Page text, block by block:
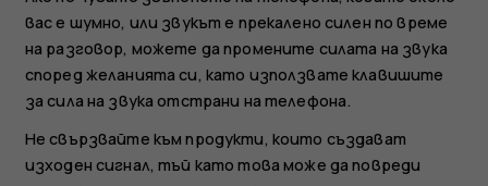
G21
вас е шумно, или звукът е прекалено силен по време
на разговор, можете да промените силата на звука
според желанията си, като използвате клавишите
за сила на звука отстрани на телефона.
Не свързвайте към продукти, които създават
изходен сигнал, тъй като това може да повреди